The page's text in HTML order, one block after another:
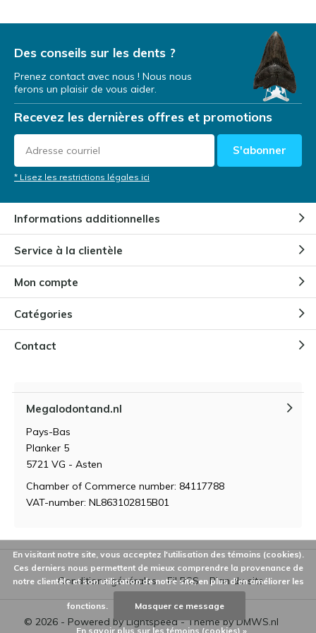
Very beautiful piece. And the timing of delivery is fast
and easy. Thank you
ParLuka- 24-10-2024 13:36
5 / 5
Nice.
5 / 5
Mooi tand, snelle levering en erg goed verpakt!
ParHannes
4 / 5
Sehr gut. Alles wie erwartet. Gern wieder.
Perfecta
Parandre voorveld
5 / 5
Mooi goed verpakt ,ben er blij mee
3 / 5
Perfecto, tal y como se muestra en la imagen
Par Anton tunnisen
Des conseils sur les dents ?
Prenez contact avec nous ! Nous nous
ferons un plaisir de vous aider.
Recevez les dernières offres et promotions
S'abonner
* Lisez les restrictions légales ici
Informations additionnelles
Service à la clientèle
Mon compte
Catégories
Contact
Megalodontand.nl
Pays-Bas
Planker 5
5721 VG - Asten
Chamber of Commerce number: 84117788
VAT-number: NL863102815B01
© 2026 - Powered byLightspeed- Theme byDMWS.nl
Conditions générales Fil RSS Plan du site
En visitant notre site, vous acceptez l'utilisation des témoins (cookies).
Ces derniers nous permettent de mieux comprendre la provenance de
notre clientèle et son utilisation de notre site, en plus d'en améliorer les
fonctions. Masquer ce message
En savoir plus sur les témoins (cookies) »